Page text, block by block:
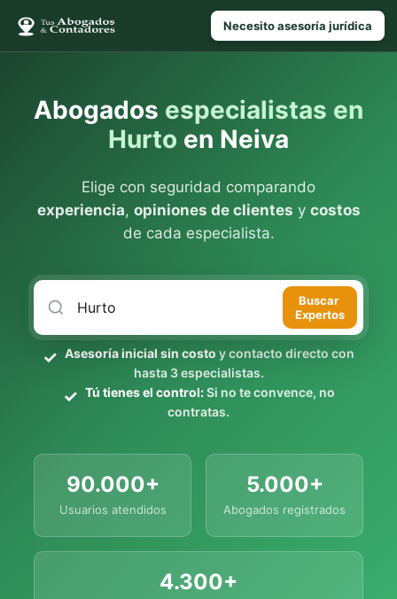
Necesito asesoría jurídica
Abogados especialistas en
Hurto en Neiva
Elige con seguridad comparando
experiencia, opiniones de clientes y costos
de cada especialista.
Buscar
Expertos
Asesoría inicial sin costo y contacto directo con
hasta 3 especialistas.
Tú tienes el control:Si no te convence, no
contratas.
90.000+
Usuarios atendidos
5.000+
Abogados registrados
4.300+